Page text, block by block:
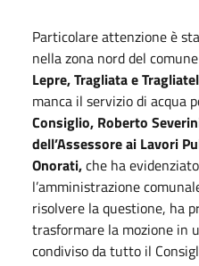
Particolare attenzione è
nella zona nord del
Lepre, Tragliata e
manca il servizio di acqua
Consiglio, Roberto
dell’Assessore ai Lavori
Onorati,che ha
l’amministrazione
risolvere la questione, ha
trasformare la mozione in
condiviso da tutto il